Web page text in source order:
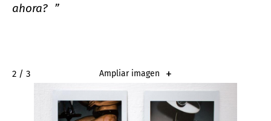
ahora? ”
2 / 3 Ampliar imagen